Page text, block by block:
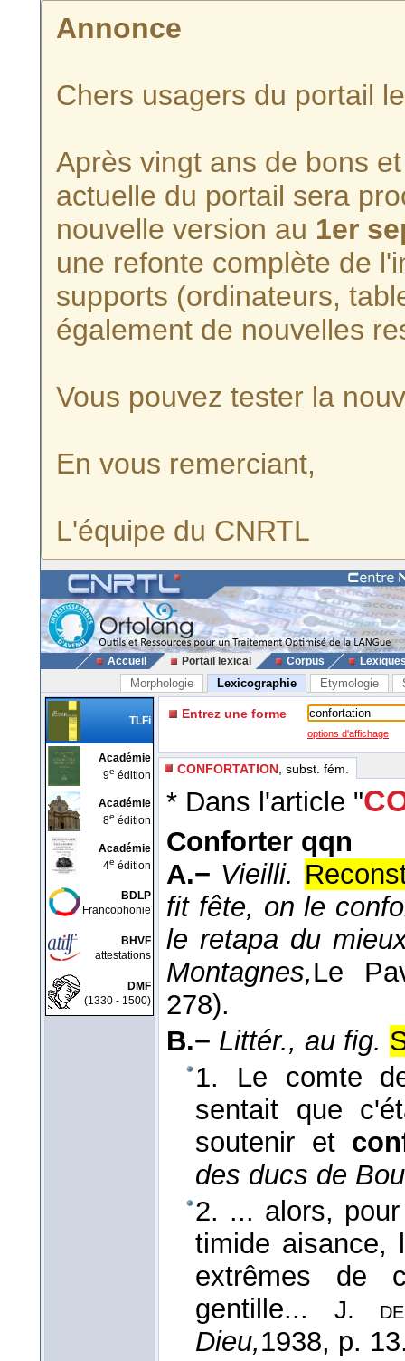
Annonce
Chers usagers du portail
Après vingt ans de bons
actuelle du portail sera
nouvelle version au 1er
une refonte complète de
supports (ordinateurs,
également de nouvelles
Vous pouvez tester la
En vous remerciant,
L'équipe du CNRTL
Accueil Portail lexical Corpus
Morphologie Lexicographie Etymologie
TLFi
Académie
9e édition
Académie
8e édition
Académie
4e édition
BDLP
Francophonie
BHVF
attestations
DMF
(1330 - 1500)
Entrez une forme
options d'affichage
CONFORTATION , subst. fém.
* Dans l'article "
Conforter qqn
A.− Vieilli.
fit fête, on le
le retapa du
Montagnes,Le
278).
B.− Littér., au fig.
1. Le comte
sentait que
soutenir et
des ducs de
2. ... alors,
timide aisance,
extrêmes de
gentille... J.
Dieu,1938, p.